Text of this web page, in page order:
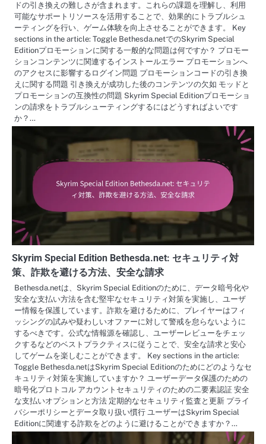
ドの引き換えの難しさが含まれます。これらの課題を理解し、利用
可能なサポートリソースを活用することで、効果的にトラブルシュ
ーティングを行い、ゲーム体験を向上させることができます。 Key
sections in the article: Toggle Bethesda.netでのSkyrim Special
Editionプロモーションに関する一般的な問題は何ですか？ プロモー
ションコンテンツに関連するインストールエラー プロモーションへ
のアクセスに影響するログイン問題 プロモーションコードの引き換
えに関する問題 引き換えが成功した後のコンテンツの欠如 モッドと
プロモーションの互換性の問題 Skyrim Special Editionプロモーショ
ンの請求をトラブルシューティングするにはどうすればよいです
か？…
Skyrim Special Edition Bethesda.net: セキュリティ対
策、詐欺を避ける方法、安全な請求
Bethesda.netは、Skyrim Special Editionのために、データ暗号化や
安全な支払い方法を含む堅牢なセキュリティ対策を実施し、ユーザ
ー情報を保護しています。詐欺を避けるために、プレイヤーはフィ
ッシングの試みや疑わしいオファーに対して警戒を怠らないように
するべきです。公式な情報源を確認し、ユーザーレビューをチェッ
クするなどのベストプラクティスに従うことで、安全な請求と安心
してゲームを楽しむことができます。 Key sections in the article:
Toggle Bethesda.netはSkyrim Special Editionのためにどのようなセ
キュリティ対策を実施していますか？ ユーザーデータ保護のための
暗号化プロトコル アカウントセキュリティのための二要素認証 安全
な支払いオプションと方法 定期的なセキュリティ監査と更新 プライ
バシーポリシーとデータ取り扱い慣行 ユーザーはSkyrim Special
Editionに関連する詐欺をどのように避けることができますか？…